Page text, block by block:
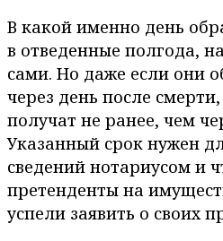
В какой именно день
в отведенные полгода,
сами. Но даже если они
через день после
получат не ранее, чем
Указанный срок нужен
сведений нотариусом и
претенденты на
успели заявить о своих